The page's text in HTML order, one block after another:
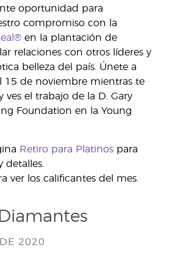
oportunidad para
compromiso con la
en la plantación de
relaciones con otros líderes y
belleza del país. Únete a
15 de noviembre mientras te
ves el trabajo de la D. Gary
Foundation en la Young
Retiro para Platinos para
detalles.
ver los calificantes del mes.
2020